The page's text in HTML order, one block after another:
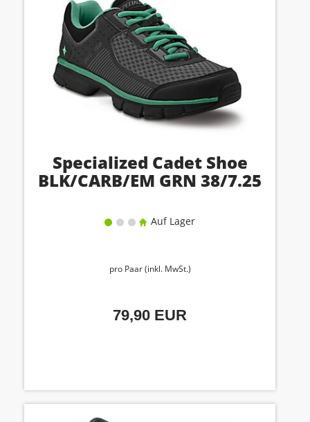
Specialized Cadet Shoe
BLK/CARB/EM GRN 38/7.25
Auf Lager
pro Paar (inkl. MwSt.)
79,90 EUR